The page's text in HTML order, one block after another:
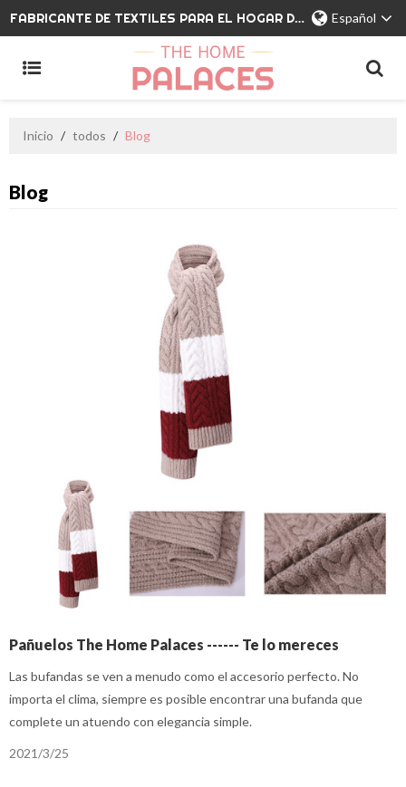
FABRICANTE DE TEXTILES PARA EL HOGAR DE MARCA PRIVADA Español
Inicio / todos / Blog
Blog
Pañuelos The Home Palaces ------ Te lo mereces
Las bufandas se ven a menudo como el accesorio perfecto. No
importa el clima, siempre es posible encontrar una bufanda que
complete un atuendo con elegancia simple.
2021/3/25